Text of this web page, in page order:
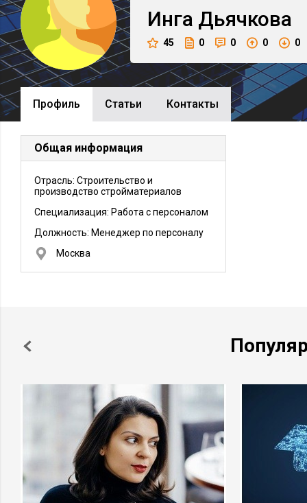
Инга Дьячкова
45 0 0 0 0
Профиль Cтатьи Контакты
Общая информация
Отрасль: Строительство и
производство стройматериалов
Специализация: Работа с персоналом
Должность: Менеджер по персоналу
Москва